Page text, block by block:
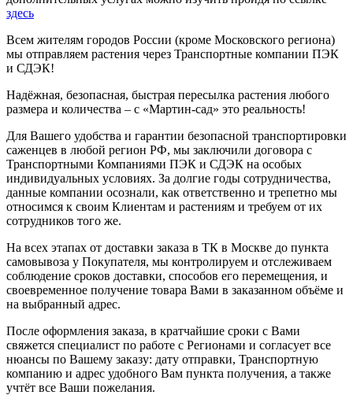
здесь
Всем жителям городов России (кроме Московского региона)
мы отправляем растения через Транспортные компании ПЭК
и СДЭК!
Надёжная, безопасная, быстрая пересылка растения любого
размера и количества – с «Мартин-сад» это реальность!
Для Вашего удобства и гарантии безопасной транспортировки
саженцев в любой регион РФ, мы заключили договора с
Транспортными Компаниями ПЭК и СДЭК на особых
индивидуальных условиях. За долгие годы сотрудничества,
данные компании осознали, как ответственно и трепетно мы
относимся к своим Клиентам и растениям и требуем от их
сотрудников того же.
На всех этапах от доставки заказа в ТК в Москве до пункта
самовывоза у Покупателя, мы контролируем и отслеживаем
соблюдение сроков доставки, способов его перемещения, и
своевременное получение товара Вами в заказанном объёме и
на выбранный адрес.
После оформления заказа, в кратчайшие сроки с Вами
свяжется специалист по работе с Регионами и согласует все
нюансы по Вашему заказу: дату отправки, Транспортную
компанию и адрес удобного Вам пункта получения, а также
учтёт все Ваши пожелания.